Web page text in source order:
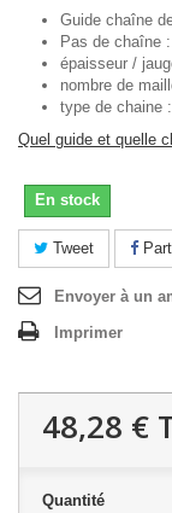
Guide chaîne
Pas de chaîne
épaisseur /
nombre de
type de chaine
Quel guide et quelle
En stock
Tweet
Envoyer à un
Imprimer
48,28 €
Quantité